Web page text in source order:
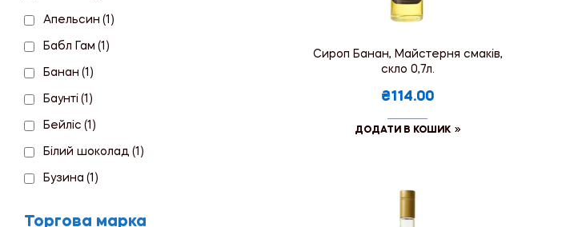
Сироп Банан, Майстерня смаків,
скло 0,7л.
₴114.00
ДОДАТИ В КОШИК
Апельсин (1)
Бабл Гам (1)
Банан (1)
Баунті (1)
Бейліс (1)
Білий шоколад (1)
Бузина (1)
Торгова марка